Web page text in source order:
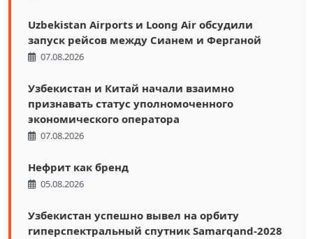
Uzbekistan Airports и Loong Air обсудили
запуск рейсов между Сианем и Ферганой
07.08.2026
Узбекистан и Китай начали взаимно
признавать статус уполномоченного
экономического оператора
07.08.2026
Нефрит как бренд
05.08.2026
Узбекистан успешно вывел на орбиту
гиперспектральный спутник Samarqand-2028